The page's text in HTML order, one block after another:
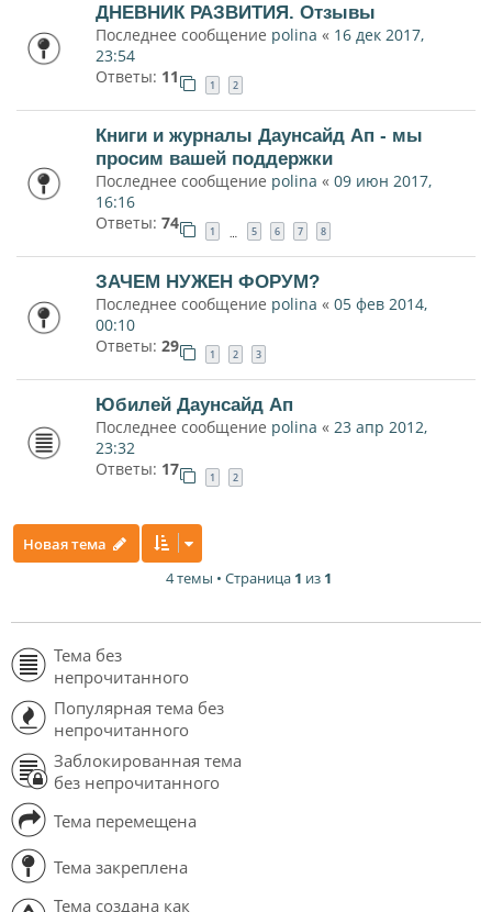
ДНЕВНИК РАЗВИТИЯ. Отзывы
Последнее сообщение polina « 16 дек 2017,
23:54
Ответы: 11 1 2
Книги и журналы Даунсайд Ап - мы
просим вашей поддержки
Последнее сообщение polina « 09 июн 2017,
16:16
Ответы: 74 1 … 5 6 7 8
ЗАЧЕМ НУЖЕН ФОРУМ?
Последнее сообщение polina « 05 фев 2014,
00:10
Ответы: 29 1 2 3
Юбилей Даунсайд Ап
Последнее сообщение polina « 23 апр 2012,
23:32
Ответы: 17 1 2
Новая тема
4 темы • Страница 1 из 1
Тема без
непрочитанного
Популярная тема без
непрочитанного
Заблокированная тема
без непрочитанного
Тема перемещена
Тема закреплена
Тема создана как